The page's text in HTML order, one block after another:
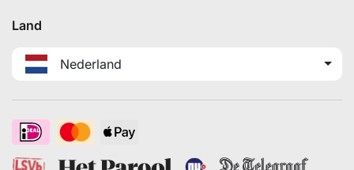
Land
Nederland